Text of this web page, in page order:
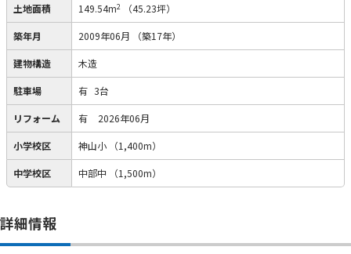
土地面積 149.54m2 （45.23坪）
築年月 2009年06月 （築17年）
建物構造 木造
駐車場 有 3台
リフォーム 有 2026年06月
小学校区 神山小 （1,400m）
中学校区 中部中 （1,500m）
詳細情報